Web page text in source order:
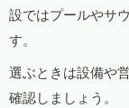
設ではプールやサ
す。
選ぶときは設備や
確認しましょう。